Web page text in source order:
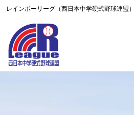
レインボーリーグ（西日本中学硬式野球連盟）